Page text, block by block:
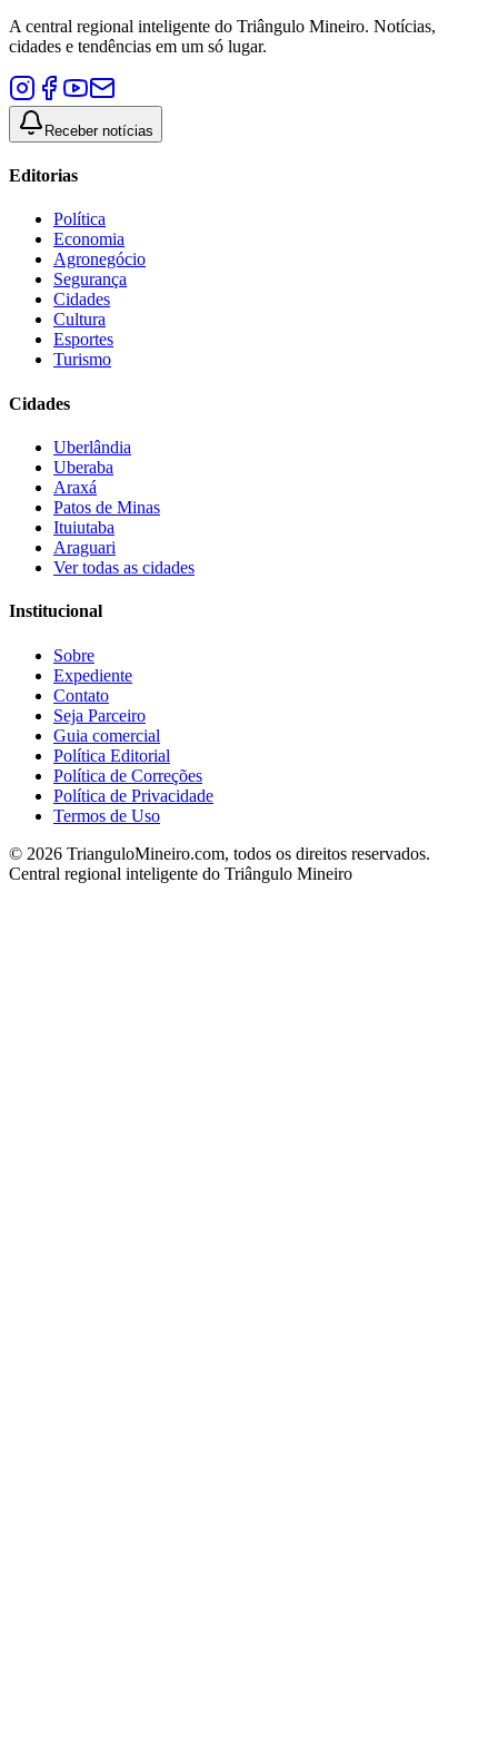
A central regional inteligente do Triângulo Mineiro. Notícias,
cidades e tendências em um só lugar.
Receber notícias
Editorias
Política
Economia
Agronegócio
Segurança
Cidades
Cultura
Esportes
Turismo
Cidades
Uberlândia
Uberaba
Araxá
Patos de Minas
Ituiutaba
Araguari
Ver todas as cidades
Institucional
Sobre
Expediente
Contato
Seja Parceiro
Guia comercial
Política Editorial
Política de Correções
Política de Privacidade
Termos de Uso
© 2026 TrianguloMineiro.com, todos os direitos reservados.
Central regional inteligente do Triângulo Mineiro